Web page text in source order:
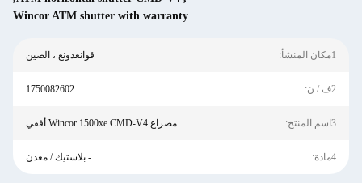
Wincor ATM shutter with warranty
1مكان المنشأ: قوانغدونغ ، الصين
2ف / ن: 1750082602
3اسم المنتج: مصراع Wincor 1500xe CMD-V4 أفقي
4مادة: - بلاستيك / معدن